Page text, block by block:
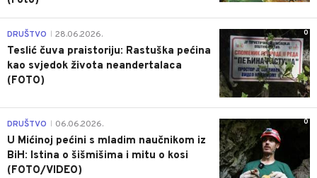
0
DRUŠTVO 28.06.2026.
Teslić čuva praistoriju: Rastuška pećina
kao svjedok života neandertalaca
(FOTO)
0
DRUŠTVO 06.06.2026.
U Mićinoj pećini s mladim naučnikom iz
BiH: Istina o šišmišima i mitu o kosi
(FOTO/VIDEO)